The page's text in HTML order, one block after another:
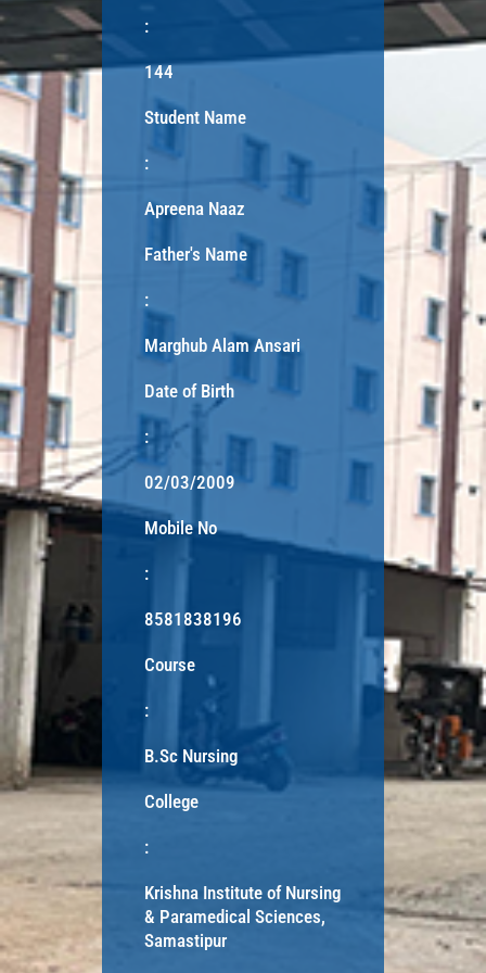
:
144
Student Name
:
Apreena Naaz
Father's Name
:
Marghub Alam Ansari
Date of Birth
:
02/03/2009
Mobile No
:
8581838196
Course
:
B.Sc Nursing
College
:
Krishna Institute of Nursing
& Paramedical Sciences,
Samastipur